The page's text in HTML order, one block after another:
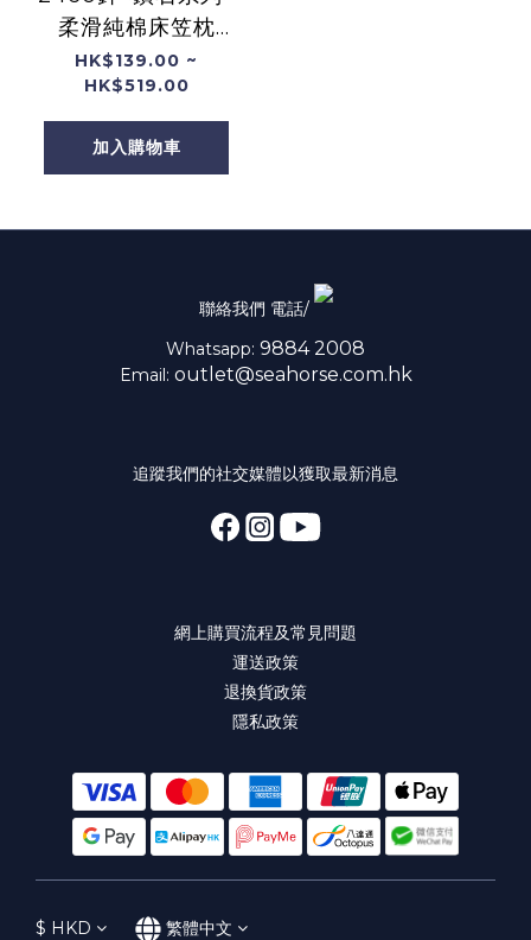
柔滑純棉床笠枕
袋-26161
HK$139.00 ~
HK$519.00
加入購物車
聯絡我們 電話/
Whatsapp: 9884 2008
Email: outlet@seahorse.com.hk
追蹤我們的社交媒體以獲取最新消息
網上購買流程及常見問題
運送政策
退換貨政策
隱私政策
$ HKD 繁體中文